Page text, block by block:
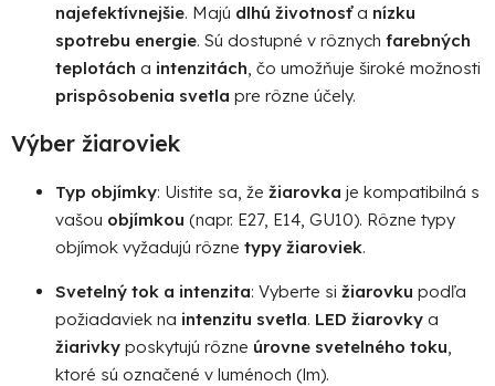
najefektívnejšie. Majú dlhú životnosťa nízku
spotrebu energie. Sú dostupné v rôznych farebných
teplotách a intenzitách , čo umožňuje široké možnosti
prispôsobenia svetla pre rôzne účely.
Výber žiaroviek
Typ objímky: Uistite sa, že žiarovka je kompatibilná s
vašou objímkou (napr. E27, E14, GU10). Rôzne typy
objímok vyžadujú rôzne typy žiaroviek.
Svetelný tok a intenzita: Vyberte si žiarovku podľa
požiadaviek na intenzitu svetla. LED žiarovky a
žiarivky poskytujú rôzne úrovne svetelného toku
ktoré sú označené v luménoch (lm).